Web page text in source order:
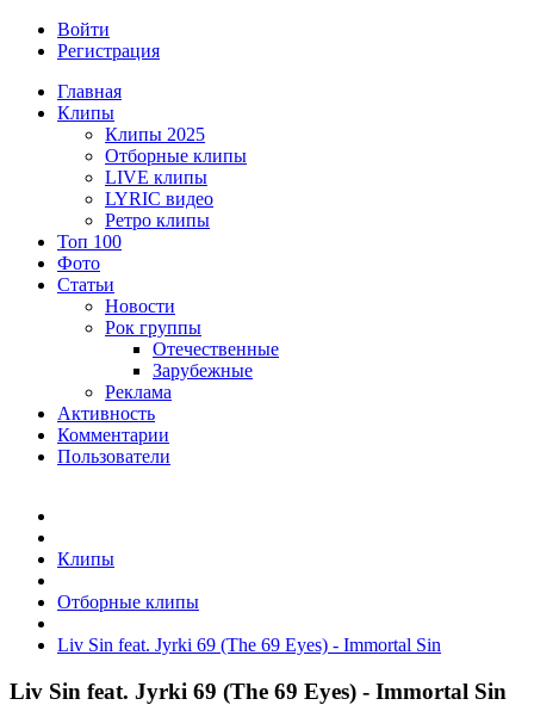
Войти
Регистрация
Главная
Клипы
Клипы 2025
Отборные клипы
LIVE клипы
LYRIC видео
Ретро клипы
Топ 100
Фото
Статьи
Новости
Рок группы
Отечественные
Зарубежные
Реклама
Активность
Комментарии
Пользователи
Клипы
Отборные клипы
Liv Sin feat. Jyrki 69 (The 69 Eyes) - Immortal Sin
Liv Sin feat. Jyrki 69 (The 69 Eyes) - Immortal Sin